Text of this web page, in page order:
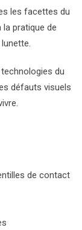
les facettes du
la pratique de
du
défauts visuels
de contact